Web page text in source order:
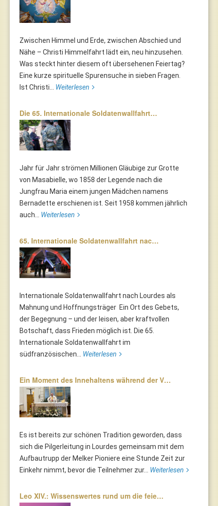
Zwischen Himmel und Erde, zwischen Abschied und
Nähe – Christi Himmelfahrt lädt ein, neu hinzusehen.
Was steckt hinter diesem oft übersehenen Feiertag?
Eine kurze spirituelle Spurensuche in sieben Fragen.
Ist Christi... Weiterlesen
Die 65. Internationale Soldatenwallfahrt…
Jahr für Jahr strömen Millionen Gläubige zur Grotte
von Masabielle, wo 1858 der Legende nach die
Jungfrau Maria einem jungen Mädchen namens
Bernadette erschienen ist. Seit 1958 kommen jährlich
auch... Weiterlesen
65. Internationale Soldatenwallfahrt nac…
Internationale Soldatenwallfahrt nach Lourdes als
Mahnung und Hoffnungsträger Ein Ort des Gebets,
der Begegnung – und der leisen, aber kraftvollen
Botschaft, dass Frieden möglich ist. Die 65.
Internationale Soldatenwallfahrt im
südfranzösischen... Weiterlesen
Ein Moment des Innehaltens während der V…
Es ist bereits zur schönen Tradition geworden, dass
sich die Pilgerleitung in Lourdes gemeinsam mit dem
Aufbautrupp der Melker Pioniere eine Stunde Zeit zur
Einkehr nimmt, bevor die Teilnehmer zur... Weiterlesen
Leo XIV.: Wissenswertes rund um die feie…